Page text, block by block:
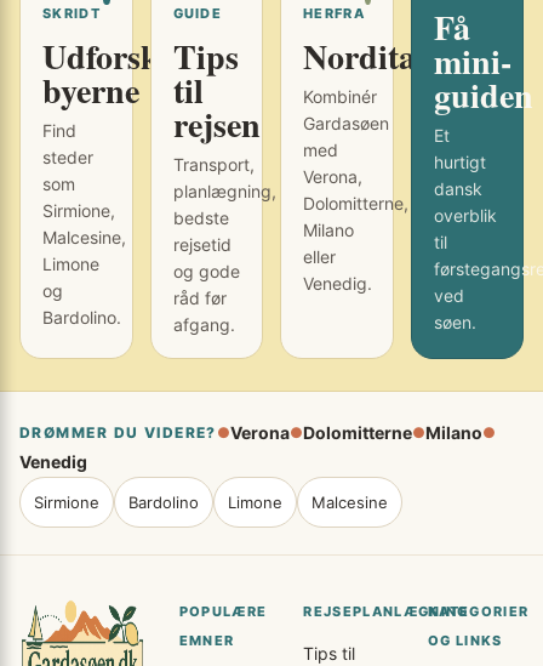
SKRIDT
Udforsk
byerne
Find
steder
som
Sirmione,
Malcesine,
Limone
og
Bardolino.
GUIDE
Tips
til
rejsen
Transport,
planlægning,
bedste
rejsetid
og gode
råd før
afgang.
HERFRA
Norditalien
Kombinér
Gardasøen
med
Verona,
Dolomitterne,
Milano
eller
Venedig.
Få
mini-
guiden
Et
hurtigt
dansk
overblik
til
ved
søen.
DRØMMER DU VIDERE? ●Verona●Dolomitterne●Milano●
Venedig
Sirmione Bardolino Limone Malcesine
POPULÆRE
EMNER
REJSEPLANLÆGNING
Tips til
KATEGORIER
OG LINKS